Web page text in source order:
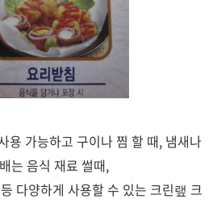
용 가능하고 구이나 찜 할 때, 냄새나
는 음식 재료 썰때,
다양하게 사용할 수 있는 크린랲 크